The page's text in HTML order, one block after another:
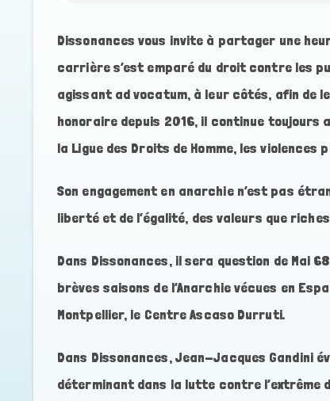
Dissonances vous invite à partager une
carrière s’est emparé du droit contre les
agissant ad vocatum, à leur côtés, afin de
honoraire depuis 2016, il continue toujours
la Ligue des Droits de Homme, les
Son engagement en anarchie n’est pas
liberté et de l’égalité, des valeurs que
Dans Dissonances, il sera question de Mai
brèves saisons de l’Anarchie vécues en
Montpellier, le Centre Ascaso Durruti.
Dans Dissonances, Jean-Jacques Gandini
déterminant dans la lutte contre l’extrême